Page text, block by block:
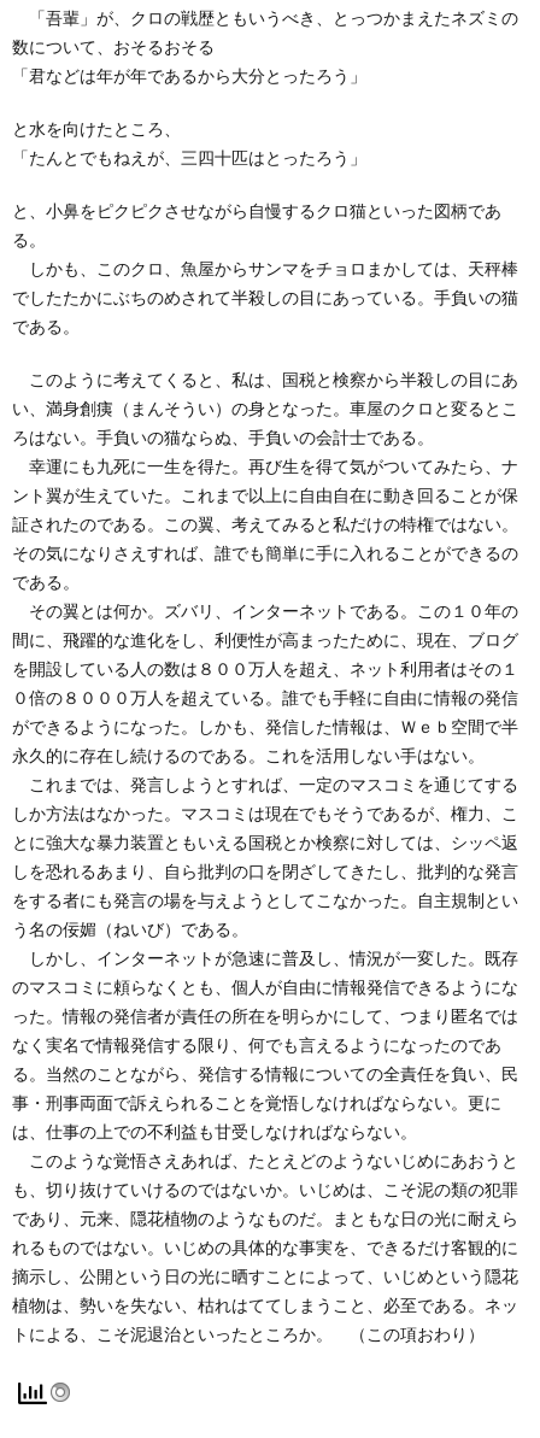
「吾輩」が、クロの戦歴ともいうべき、とっつかまえたネズミの
数について、おそるおそる
「君などは年が年であるから大分とったろう」
と水を向けたところ、
「たんとでもねえが、三四十匹はとったろう」
と、小鼻をピクピクさせながら自慢するクロ猫といった図柄であ
る。
しかも、このクロ、魚屋からサンマをチョロまかしては、天秤棒
でしたたかにぶちのめされて半殺しの目にあっている。手負いの猫
である。
このように考えてくると、私は、国税と検察から半殺しの目にあ
い、満身創痍（まんそうい）の身となった。車屋のクロと変るとこ
ろはない。手負いの猫ならぬ、手負いの会計士である。
幸運にも九死に一生を得た。再び生を得て気がついてみたら、ナ
ント翼が生えていた。これまで以上に自由自在に動き回ることが保
証されたのである。この翼、考えてみると私だけの特権ではない。
その気になりさえすれば、誰でも簡単に手に入れることができるの
である。
その翼とは何か。ズバリ、インターネットである。この１０年の
間に、飛躍的な進化をし、利便性が高まったために、現在、ブログ
を開設している人の数は８００万人を超え、ネット利用者はその１
０倍の８０００万人を超えている。誰でも手軽に自由に情報の発信
ができるようになった。しかも、発信した情報は、Ｗｅｂ空間で半
永久的に存在し続けるのである。これを活用しない手はない。
これまでは、発言しようとすれば、一定のマスコミを通じてする
しか方法はなかった。マスコミは現在でもそうであるが、権力、こ
とに強大な暴力装置ともいえる国税とか検察に対しては、シッペ返
しを恐れるあまり、自ら批判の口を閉ざしてきたし、批判的な発言
をする者にも発言の場を与えようとしてこなかった。自主規制とい
う名の佞媚（ねいび）である。
しかし、インターネットが急速に普及し、情況が一変した。既存
のマスコミに頼らなくとも、個人が自由に情報発信できるようにな
った。情報の発信者が責任の所在を明らかにして、つまり匿名では
なく実名で情報発信する限り、何でも言えるようになったのであ
る。当然のことながら、発信する情報についての全責任を負い、民
事・刑事両面で訴えられることを覚悟しなければならない。更に
は、仕事の上での不利益も甘受しなければならない。
このような覚悟さえあれば、たとえどのようないじめにあおうと
も、切り抜けていけるのではないか。いじめは、こそ泥の類の犯罪
であり、元来、隠花植物のようなものだ。まともな日の光に耐えら
れるものではない。いじめの具体的な事実を、できるだけ客観的に
摘示し、公開という日の光に晒すことによって、いじめという隠花
植物は、勢いを失ない、枯れはててしまうこと、必至である。ネッ
トによる、こそ泥退治といったところか。 （この項おわり）